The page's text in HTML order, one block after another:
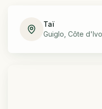
Taï
Guiglo, Côte